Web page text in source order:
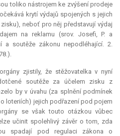
toliko nástrojem ke zvýšení prodeje
krytí výdajů spojených s jejich
neboť pro něj představují výdaj
na reklamu (srov. Josefi, P. a
a soutěže zákonu nepodléhající. 2.
zjistily, že stěžovatelka v nyní
soutěže za účelem zisku z
by v úvahu (za splnění podmínek
loteriích) jejich podřazení pod pojem
se však touto otázkou vůbec
učinit spolehlivý závěr o tom, zda
spadají pod regulaci zákona o